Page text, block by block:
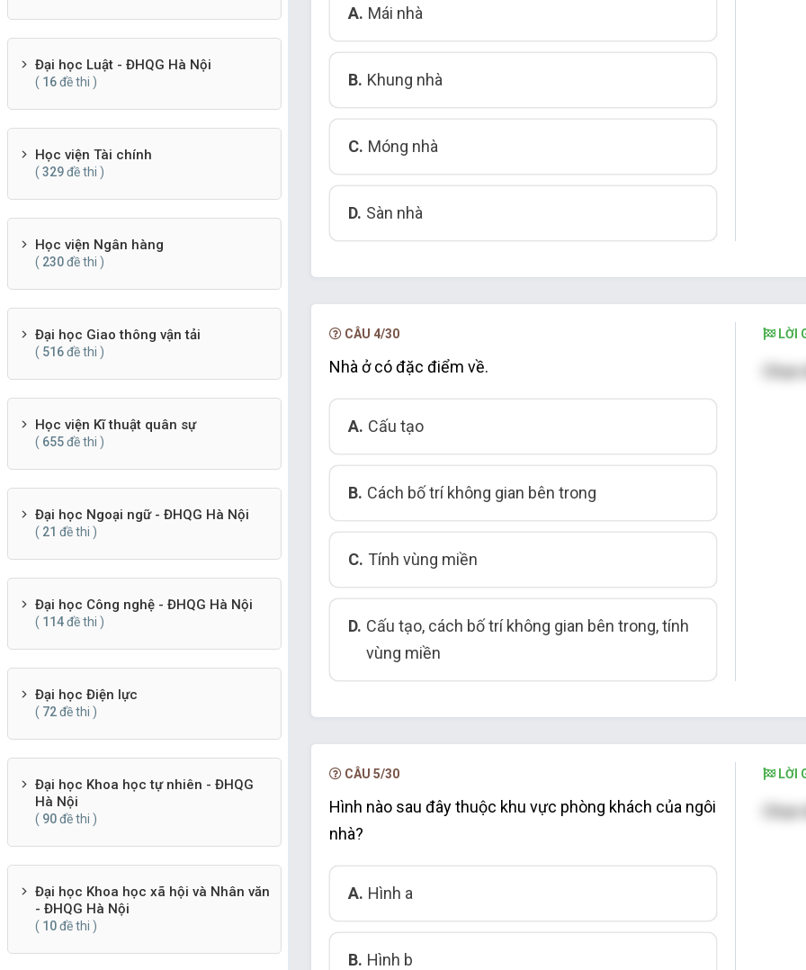
Đại học Luật - ĐHQG Hà Nội
( 16đề thi )
Học viện Tài chính
( 329đề thi )
Học viện Ngân hàng
( 230đề thi )
Đại học Giao thông vận tải
( 516đề thi )
Học viện Kĩ thuật quân sự
( 655đề thi )
Đại học Ngoại ngữ - ĐHQG Hà Nội
( 21 đề thi )
Đại học Công nghệ - ĐHQG Hà Nội
( 114đề thi )
Đại học Điện lực
( 72đề thi )
Đại học Khoa học tự nhiên - ĐHQG
Hà Nội
( 90đề thi )
Đại học Khoa học xã hội và Nhân văn
- ĐHQG Hà Nội
( 10đề thi )
A. Mái nhà
B. Khung nhà
C. Móng nhà
D. Sàn nhà
CÂU 4/30
Nhà ở có đặc điểm về.
A. Cấu tạo
B. Cách bố trí không gian bên trong
C. Tính vùng miền
D. Cấu tạo, cách bố trí không gian bên trong, tính
vùng miền
LỜI
Chọn
CÂU 5/30
Hình nào sau đây thuộc khu vực phòng khách của ngôi
nhà?
A. Hình a
B. Hình b
LỜI
Chọn